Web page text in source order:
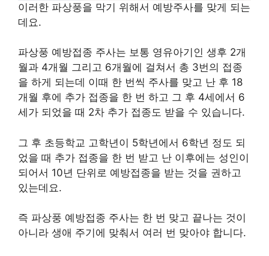
이러한 파상풍을 막기 위해서 예방주사를 맞게 되는
데요.
파상풍 예방접종 주사는 보통 영유아기인 생후 2개
월과 4개월 그리고 6개월에 걸쳐서 총 3번의 접종
을 하게 되는데 이때 한 번씩 주사를 맞고 난 후 18
개월 후에 추가 접종을 한 번 하고 그 후 4세에서 6
세가 되었을 때 2차 추가 접종도 받을 수 있습니다.
그 후 초등학교 고학년이 5학년에서 6학년 정도 되
었을 때 추가 접종을 한 번 받고 난 이후에는 성인이
되어서 10년 단위로 예방접종을 받는 것을 권하고
있는데요.
즉 파상풍 예방접종 주사는 한 번 맞고 끝나는 것이
아니라 생애 주기에 맞춰서 여러 번 맞아야 합니다.